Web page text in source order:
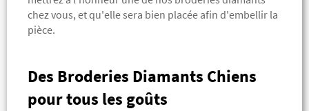
chez vous, et qu'elle sera bien placée afin d'embellir la
pièce.
Des Broderies Diamants Chiens
pour tous les goûts